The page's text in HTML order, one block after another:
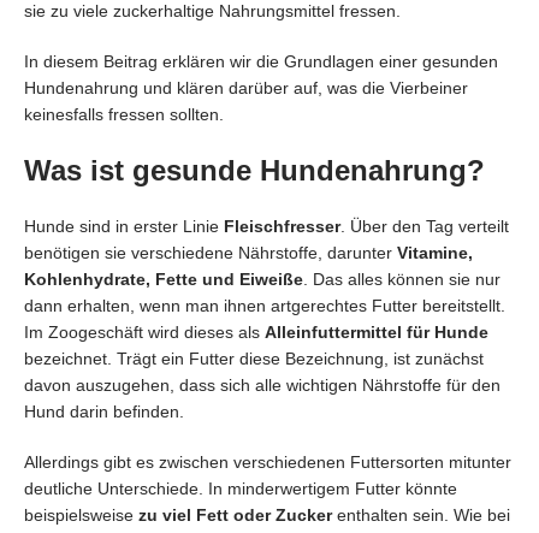
sie zu viele zuckerhaltige Nahrungsmittel fressen.
In diesem Beitrag erklären wir die Grundlagen einer gesunden
Hundenahrung und klären darüber auf, was die Vierbeiner
keinesfalls fressen sollten.
Was ist gesunde Hundenahrung?
Hunde sind in erster Linie Fleischfresser. Über den Tag verteilt
benötigen sie verschiedene Nährstoffe, darunter Vitamine,
Kohlenhydrate, Fette und Eiweiße . Das alles können sie nur
dann erhalten, wenn man ihnen artgerechtes Futter bereitstellt.
Im Zoogeschäft wird dieses als Alleinfuttermittel für Hunde
bezeichnet. Trägt ein Futter diese Bezeichnung, ist zunächst
davon auszugehen, dass sich alle wichtigen Nährstoffe für den
Hund darin befinden.
Allerdings gibt es zwischen verschiedenen Futtersorten mitunter
deutliche Unterschiede. In minderwertigem Futter könnte
beispielsweise zu viel Fett oder Zuckerenthalten sein. Wie bei